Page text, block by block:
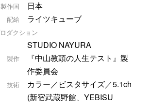
製作国 日本
配給 ライツキューブ
ダクション
STUDIO NAYURA
製作
『中山教頭の人生テスト』製
作委員会
技術
カラー／ビスタサイズ／5.1ch
(新宿武蔵野館、YEBISU